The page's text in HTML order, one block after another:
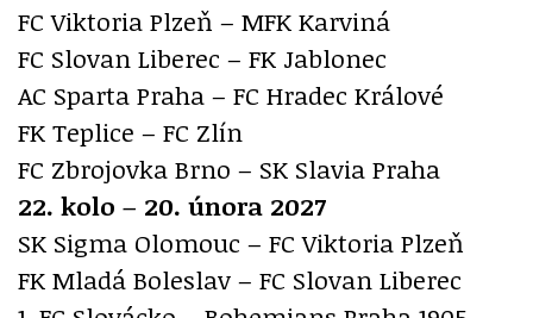
FC Viktoria Plzeň – MFK Karviná
FC Slovan Liberec – FK Jablonec
AC Sparta Praha – FC Hradec Králové
FK Teplice – FC Zlín
FC Zbrojovka Brno – SK Slavia Praha
22. kolo – 20. února 2027
SK Sigma Olomouc – FC Viktoria Plzeň
FK Mladá Boleslav – FC Slovan Liberec